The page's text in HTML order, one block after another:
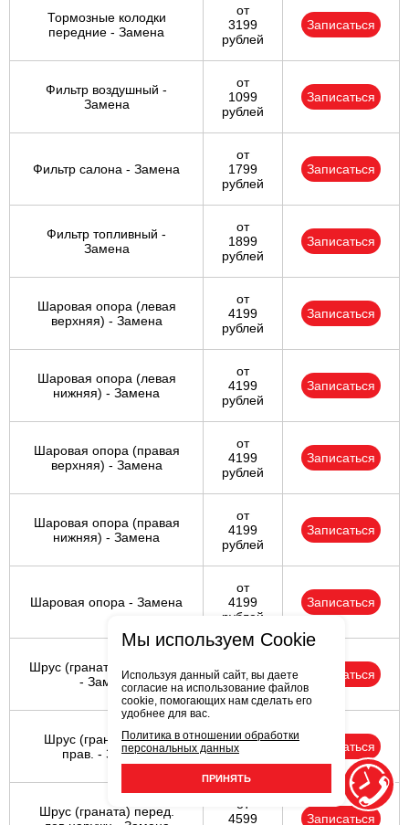
Тормозные колодки
передние - Замена
от
3199
рублей
Записаться
Фильтр воздушный -
Замена
от
1099
рублей
Записаться
Фильтр салона - Замена
от
1799
рублей
Записаться
Фильтр топливный -
Замена
от
1899
рублей
Записаться
Шаровая опора (левая
верхняя) - Замена
от
4199
рублей
Записаться
Шаровая опора (левая
нижняя) - Замена
от
4199
рублей
Записаться
Шаровая опора (правая
верхняя) - Замена
от
4199
рублей
Записаться
Шаровая опора (правая
нижняя) - Замена
от
4199
рублей
Записаться
Шаровая опора - Замена
от
4199
рублей
Записаться
Шрус (граната) задн. лев.
- Замена
4599
рублей
Записаться
Шрус (граната) задн.
прав. - Замена
от
4599
рублей
Записаться
Шрус (граната) перед.
от
4599
Записаться
Мы используем Cookie
Используя данный сайт, вы даете
согласие на использование файлов
cookie, помогающих нам сделать его
удобнее для вас.
Политика в отношении обработки
персональных данных
ПРИНЯТЬ